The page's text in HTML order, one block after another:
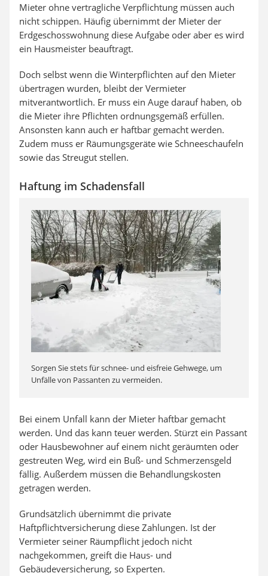
Mieter ohne vertragliche Verpflichtung müssen auch
nicht schippen. Häufig übernimmt der Mieter der
Erdgeschosswohnung diese Aufgabe oder aber es wird
ein Hausmeister beauftragt.
Doch selbst wenn die Winterpflichten auf den Mieter
übertragen wurden, bleibt der Vermieter
mitverantwortlich. Er muss ein Auge darauf haben, ob
die Mieter ihre Pflichten ordnungsgemäß erfüllen.
Ansonsten kann auch er haftbar gemacht werden.
Zudem muss er Räumungsgeräte wie Schneeschaufeln
sowie das Streugut stellen.
Haftung im Schadensfall
Sorgen Sie stets für schnee- und eisfreie Gehwege, um
Unfälle von Passanten zu vermeiden.
Bei einem Unfall kann der Mieter haftbar gemacht
werden. Und das kann teuer werden. Stürzt ein Passant
oder Hausbewohner auf einem nicht geräumten oder
gestreuten Weg, wird ein Buß- und Schmerzensgeld
fällig. Außerdem müssen die Behandlungskosten
getragen werden.
Grundsätzlich übernimmt die private
Haftpflichtversicherung diese Zahlungen. Ist der
Vermieter seiner Räumpflicht jedoch nicht
nachgekommen, greift die Haus- und
Gebäudeversicherung, so Experten.